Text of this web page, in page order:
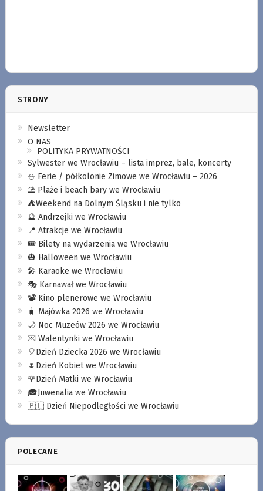
STRONY
Newsletter
O NAS
POLITYKA PRYWATNOŚCI
Sylwester we Wrocławiu – lista imprez, bale, koncerty
⛄️ Ferie / półkolonie Zimowe we Wrocławiu – 2026
⛱️ Plaże i beach bary we Wrocławiu
⛺️Weekend na Dolnym Śląsku i nie tylko
🔮 Andrzejki we Wrocławiu
📍 Atrakcje we Wrocławiu
🎟️ Bilety na wydarzenia we Wrocławiu
🎃 Halloween we Wrocławiu
🎤 Karaoke we Wrocławiu
🎭 Karnawał we Wrocławiu
📽️ Kino plenerowe we Wrocławiu
🧳 Majówka 2026 we Wrocławiu
🌙 Noc Muzeów 2026 we Wrocławiu
💌 Walentynki we Wrocławiu
🎈Dzień Dziecka 2026 we Wrocławiu
🌷Dzień Kobiet we Wrocławiu
🌹Dzień Matki we Wrocławiu
🎓Juwenalia we Wrocławiu
🇵🇱 Dzień Niepodległości we Wrocławiu
POLECANE